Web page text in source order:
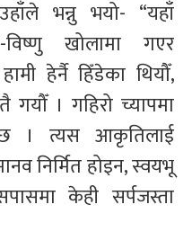
भन्नु भयो- “यहाँ
विष्णु खोलामा गएर
हेर्नै हिँडेका थियौँ,
। गहिरो च्यापमा
। त्यस आकृतिलाई
निर्मित होइन, स्वयभू
केही सर्पजस्ता